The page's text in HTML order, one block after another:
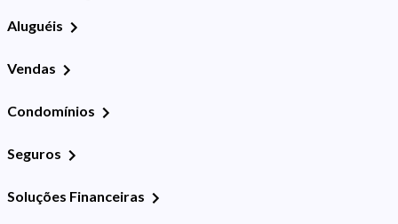
Aluguéis
Vendas
Condomínios
Seguros
Soluções Financeiras